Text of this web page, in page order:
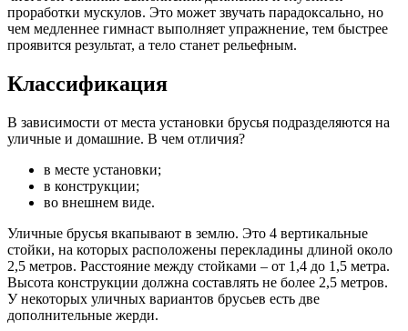
проработки мускулов. Это может звучать парадоксально, но
чем медленнее гимнаст выполняет упражнение, тем быстрее
проявится результат, а тело станет рельефным.
Классификация
В зависимости от места установки брусья подразделяются на
уличные и домашние. В чем отличия?
в месте установки;
в конструкции;
во внешнем виде.
Уличные брусья вкапывают в землю. Это 4 вертикальные
стойки, на которых расположены перекладины длиной около
2,5 метров. Расстояние между стойками – от 1,4 до 1,5 метра.
Высота конструкции должна составлять не более 2,5 метров.
У некоторых уличных вариантов брусьев есть две
дополнительные жерди.